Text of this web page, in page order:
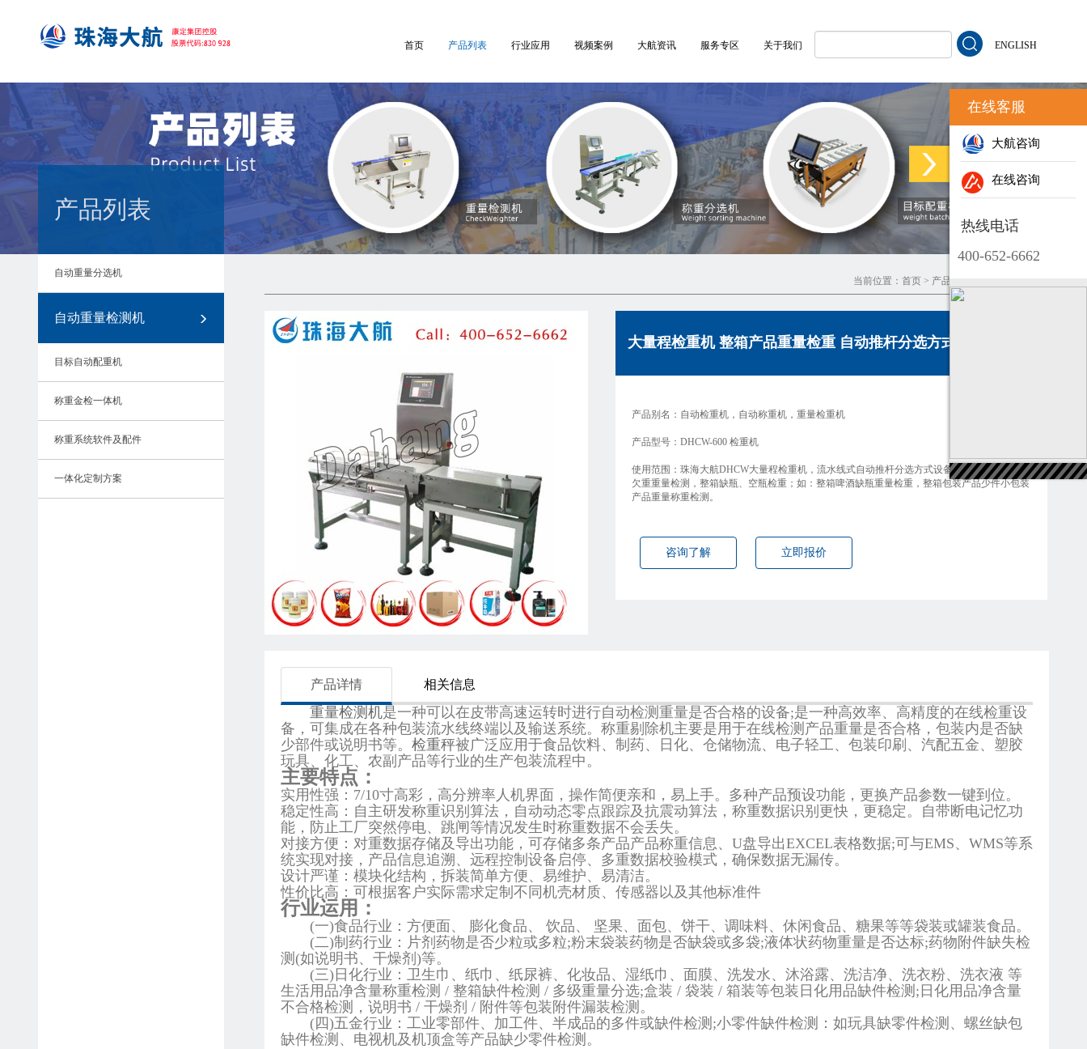
首页 产品列表 行业应用 视频案例 大航资讯 服务专区 关于我们 ENGLISH
在线客服
大航咨询
在线咨询
热线电话
400-652-6662
产品列表
自动重量分选机
自动重量检测机
目标自动配重机
称重金检一体机
称重系统软件及配件
一体化定制方案
当前位置： 首页 > 产品列表
大量程检重机 整箱产品重量检重 自动推杆分选方式
产品别名：自动检重机，自动称重机，重量检重机
产品型号：DHCW-600 检重机
使用范围：珠海大航DHCW大量程检重机，流水线式自动推杆分选方式设备，整箱产品超重、
欠重重量检测，整箱缺瓶、空瓶检重；如：整箱啤酒缺瓶重量检重，整箱包装产品少件小包装
产品重量称重检测。
咨询了解 立即报价
产品详情 相关信息
重量检测机是一种可以在皮带高速运转时进行自动检测重量是否合格的设备;是一种高效率、高精度的在线检重设
备，可集成在各种包装流水线终端以及输送系统。称重剔除机主要是用于在线检测产品重量是否合格，包装内是否缺
少部件或说明书等。 检重秤被广泛应用于食品饮料、制药、日化、仓储物流、电子轻工、包装印刷、汽配五金、塑胶
玩具、化工、农副产品等行业的生产包装流程中。
主要特点：
实用性强：7/10寸高彩，高分辨率人机界面，操作简便亲和，易上手。多种产品预设功能，更换产品参数一键到位。
稳定性高：自主研发称重识别算法，自动动态零点跟踪及抗震动算法，称重数据识别更快，更稳定。自带断电记忆功
能，防止工厂突然停电、跳闸等情况发生时称重数据不会丢失。
对接方便：对重数据存储及导出功能，可存储多条产品产品称重信息、U盘导出EXCEL表格数据;可与EMS、WMS等系
统实现对接，产品信息追溯、远程控制设备启停、多重数据校验模式，确保数据无漏传。
设计严谨：模块化结构，拆装简单方便、易维护、易清洁。
性价比高：可根据客户实际需求定制不同机壳材质、传感器以及其他标准件
行业运用：
(一)食品行业：方便面、 膨化食品、 饮品、 坚果、面包、饼干、调味料、休闲食品、糖果等等袋装或罐装食品。
(二)制药行业：片剂药物是否少粒或多粒;粉末袋装药物是否缺袋或多袋;液体状药物重量是否达标;药物附件缺失检
测(如说明书、干燥剂)等。
(三)日化行业：卫生巾、纸巾、纸尿裤、化妆品、湿纸巾、面膜、洗发水、沐浴露、洗洁净、洗衣粉、洗衣液 等
生活用品净含量称重检测 / 整箱缺件检测 / 多级重量分选;盒装 / 袋装 / 箱装等包装日化用品缺件检测;日化用品净含量
不合格检测，说明书 / 干燥剂 / 附件等包装附件漏装检测。
(四)五金行业：工业零部件、加工件、半成品的多件或缺件检测;小零件缺件检测：如玩具缺零件检测、螺丝缺包
缺件检测、电视机及机顶盒等产品缺少零件检测。